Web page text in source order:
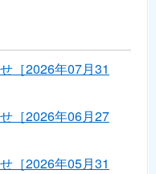
［2026年07月31
［2026年06月27
［2026年05月31